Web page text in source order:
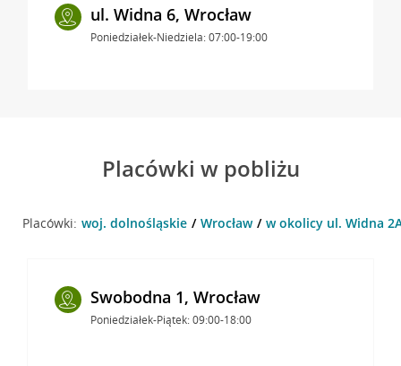
ul. Widna 6, Wrocław
Poniedziałek-Niedziela: 07:00-19:00
Placówki w pobliżu
Placówki: woj. dolnośląskie Wrocław w okolicy ul. Widna
Swobodna 1, Wrocław
Poniedziałek-Piątek: 09:00-18:00